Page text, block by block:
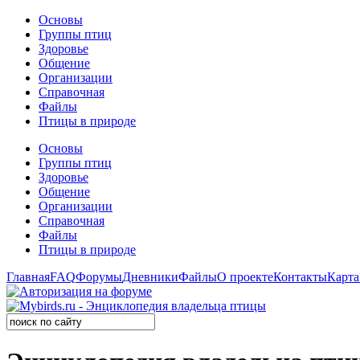
Основы
Группы птиц
Здоровье
Общение
Организации
Справочная
Файлы
Птицы в природе
Основы
Группы птиц
Здоровье
Общение
Организации
Справочная
Файлы
Птицы в природе
ГлавнаяFAQФорумыДневникиФайлыО проектеКонтакты